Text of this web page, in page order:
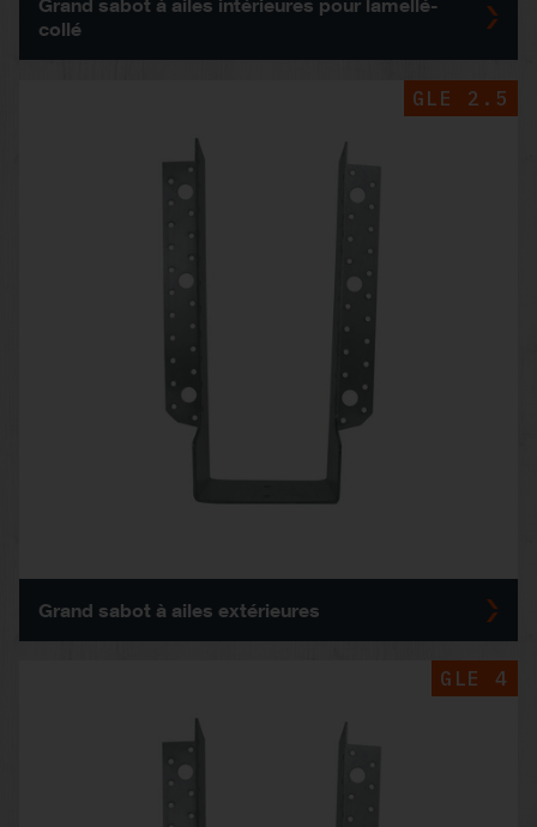
collé
GLE 2.5
Grand sabot à ailes extérieures
GLE 4